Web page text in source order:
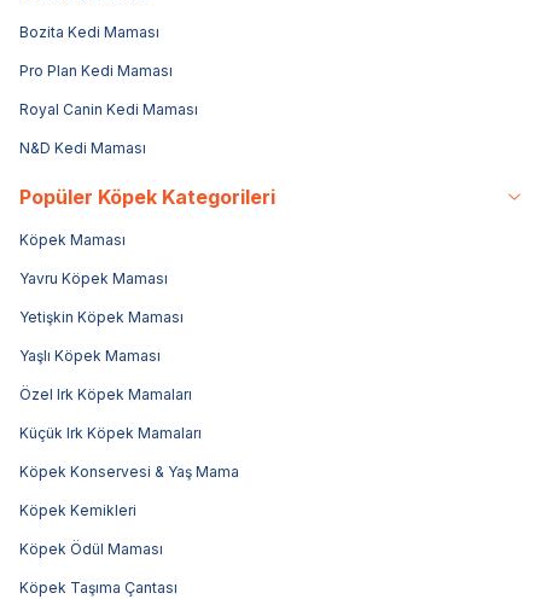
Bozita Kedi Maması
Pro Plan Kedi Maması
Royal Canin Kedi Maması
N&D Kedi Maması
Popüler Köpek Kategorileri
Köpek Maması
Yavru Köpek Maması
Yetişkin Köpek Maması
Yaşlı Köpek Maması
Özel Irk Köpek Mamaları
Küçük Irk Köpek Mamaları
Köpek Konservesi & Yaş Mama
Köpek Kemikleri
Köpek Ödül Maması
Köpek Taşıma Çantası